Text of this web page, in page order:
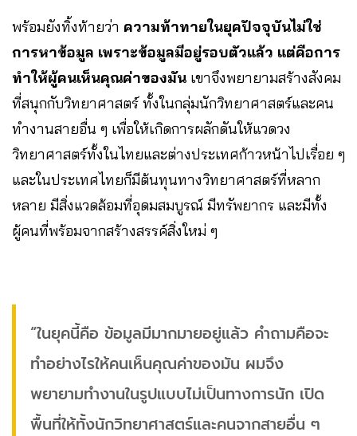
พร้อมยังทิ้งท้ายว่า ความท้าทายในยุคปัจจุบันไม่ใช่
การหาข้อมูล เพราะข้อมูลมีอยู่รอบตัวแล้ว แต่คือการ
ทำให้ผู้คนเห็นคุณค่าของมัน เขาจึงพยายามสร้างสังคม
ที่สนุกกับวิทยาศาสตร์ ทั้งในกลุ่มนักวิทยาศาสตร์และคน
ทำงานสายอื่น ๆ เพื่อให้เกิดการผลักดันให้แวดวง
วิทยาศาสตร์ทั้งในไทยและต่างประเทศก้าวหน้าไปเรื่อย ๆ
และในประเทศไทยก็มีต้นทุนทางวิทยาศาสตร์ที่หลาก
หลาย มีสิ่งแวดล้อมที่อุดมสมบูรณ์ มีทรัพยากร และมีทั้ง
ผู้คนที่พร้อมจากสร้างสรรค์สิ่งใหม่ ๆ
“ในยุคนี้คือ ข้อมูลมีมากมายอยู่แล้ว คำถามคือจะ
ทำอย่างไรให้คนเห็นคุณค่าของมัน ผมจึง
พยายามทำงานในรูปแบบไม่เป็นทางการนัก เปิด
พื้นที่ให้ทั้งนักวิทยาศาสตร์และคนจากสายอื่น ๆ